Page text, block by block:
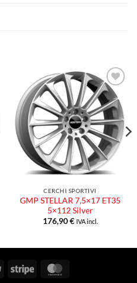
Aggiungi
alla lista
dei
desideri
CERCHI SPORTIVI
GMP STELLAR 7,5×17 ET35
5×112 Silver
176,90€ IVA incl.
PayPal Stripe